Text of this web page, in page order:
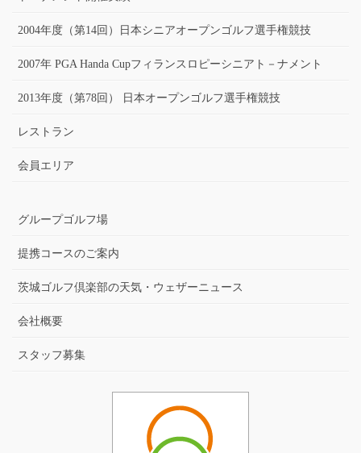
2004年度（第14回）日本シニアオープンゴルフ選手権競技
2007年 PGA Handa Cupフィランスロピーシニアト－ナメント
2013年度（第78回） 日本オープンゴルフ選手権競技
レストラン
会員エリア
グループゴルフ場
提携コースのご案内
茨城ゴルフ倶楽部の天気・ウェザーニュース
会社概要
スタッフ募集